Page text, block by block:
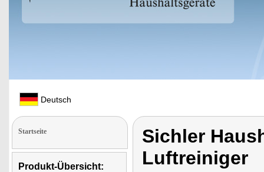
Deutsch
Startseite
Produkt-Übersicht:
Sichler
Luftreiniger